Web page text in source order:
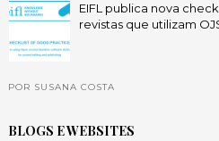
EIFL publica nova
revistas que utilizam
POR SUSANA COSTA
BLOGS E WEBSITES